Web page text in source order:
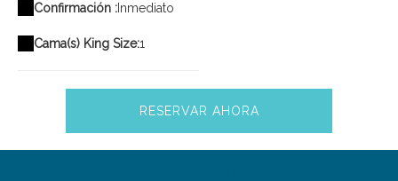
Confirmación : Inmediato
Cama(s) King Size:1
RESERVAR AHORA